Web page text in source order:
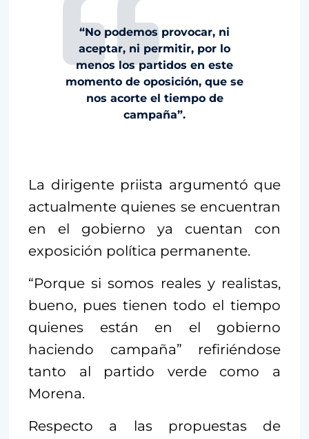
“No podemos provocar, ni
aceptar, ni permitir, por lo
menos los partidos en este
momento de oposición, que se
nos acorte el tiempo de
campaña”.
La dirigente priista argumentó que
actualmente quienes se encuentran
en el gobierno ya cuentan con
exposición política permanente.
“Porque si somos reales y realistas,
bueno, pues tienen todo el tiempo
quienes están en el gobierno
haciendo campaña” refiriéndose
tanto al partido verde como a
Morena.
Respecto a las propuestas de